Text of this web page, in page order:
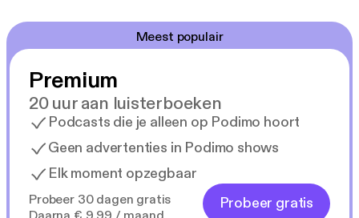
Meest populair
Premium
20 uur aan luisterboeken
Podcasts die je alleen op Podimo hoort
Geen advertenties in Podimo shows
Elk moment opzegbaar
Probeer 30 dagen gratis
Probeer gratis